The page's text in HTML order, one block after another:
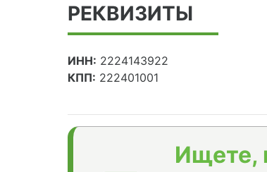
РЕКВИЗИТЫ
ИНН: 2224143922
КПП: 222401001
Ищете,